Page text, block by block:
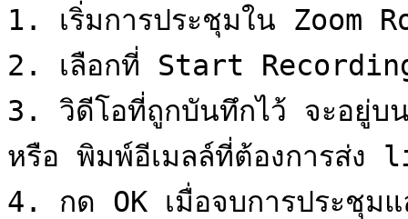
1. เริ่มการประชุมใน Zoom
2. เลือกที่ Start
3. วิดีโอที่ถูกบันทึกไว้ จะอยู่บ
หรือ พิมพ์อีเมลล์ที่ต้องการส่ง
4. กด OK เมื่อจบการประชุมแ